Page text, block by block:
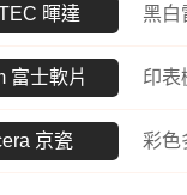
記
TETRA數位對講機
HYT 專業無線電
機
暉達 黑白
富士軟片 印表
京瓷 彩色